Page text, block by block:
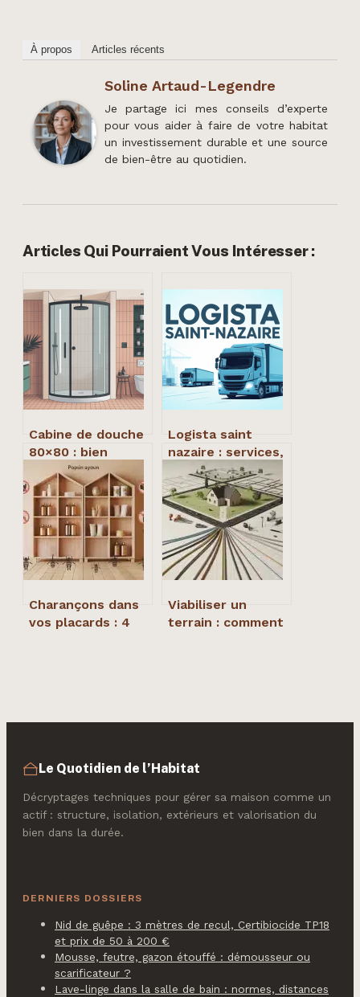
À propos Articles récents
Soline Artaud-Legendre
Je partage ici mes conseils d’experte
pour vous aider à faire de votre habitat
un investissement durable et une source
de bien-être au quotidien.
Articles Qui Pourraient Vous Intéresser :
Cabine de douche
80×80 : bien
choisir sans
sacrifier le
confort
Logista saint
nazaire : services,
horaires et
contacts du
centre
Charançons dans
vos placards : 4
Viabiliser un
terrain : comment
Le Quotidien de l’Habitat
Décryptages techniques pour gérer sa maison comme un
actif : structure, isolation, extérieurs et valorisation du
bien dans la durée.
DERNIERS DOSSIERS
Nid de guêpe : 3 mètres de recul, Certibiocide TP18
et prix de 50 à 200 €
Mousse, feutre, gazon étouffé : démousseur ou
scarificateur ?
Lave-linge dans la salle de bain : normes, distances